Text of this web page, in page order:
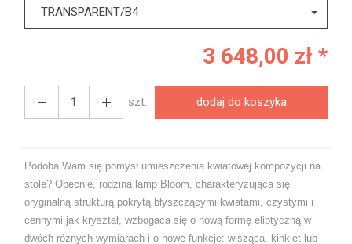
TRANSPARENT/B4
3 648,00 zł *
szt. dodaj do koszyka
Podoba Wam się pomysł umieszczenia kwiatowej kompozycji na
stole? Obecnie, rodzina lamp Bloom, charakteryzująca się
oryginalną strukturą pokrytą błyszczącymi kwiatami, czystymi i
cennymi jak kryształ, wzbogaca się o nową formę eliptyczną w
dwóch różnych wymiarach i o nowe funkcje: wisząca, kinkiet lub